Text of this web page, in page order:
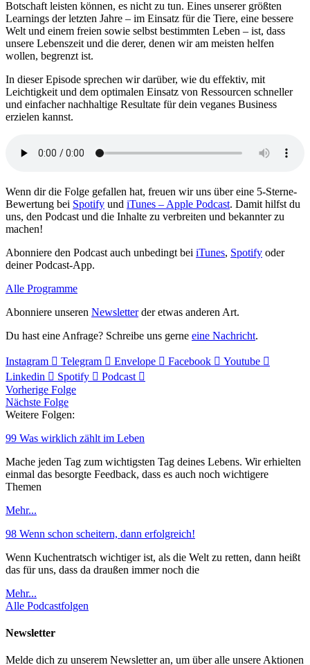
Botschaft leisten können, es nicht zu tun. Eines unserer größten
Learnings der letzten Jahre – im Einsatz für die Tiere, eine bessere
Welt und einem freien sowie selbst bestimmten Leben – ist, dass
unsere Lebenszeit und die derer, denen wir am meisten helfen
wollen, begrenzt ist.
In dieser Episode sprechen wir darüber, wie du effektiv, mit
Leichtigkeit und dem optimalen Einsatz von Ressourcen schneller
und einfacher nachhaltige Resultate für dein veganes Business
erzielen kannst.
Wenn dir die Folge gefallen hat, freuen wir uns über eine 5-Sterne-
Bewertung bei Spotify und iTunes – Apple Podcast. Damit hilfst du
uns, den Podcast und die Inhalte zu verbreiten und bekannter zu
machen!
Abonniere den Podcast auch unbedingt bei iTunes, Spotify oder
deiner Podcast-App.
Alle Programme
Abonniere unseren Newsletterder etwas anderen Art.
Du hast eine Anfrage? Schreibe uns gerne eine Nachricht.
Instagram Telegram Envelope Facebook
Youtube
Linkedin
Spotify
Podcast
Vorherige Folge
Nächste Folge
Weitere Folgen:
99 Was wirklich zählt im Leben
Mache jeden Tag zum wichtigsten Tag deines Lebens. Wir erhielten
einmal das besorgte Feedback, dass es auch noch wichtigere
Themen
Mehr...
98 Wenn schon scheitern, dann erfolgreich!
Wenn Kuchentratsch wichtiger ist, als die Welt zu retten, dann heißt
das für uns, dass da draußen immer noch die
Mehr...
Alle Podcastfolgen
Newsletter
Melde dich zu unserem Newsletter an, um über alle unsere Aktionen